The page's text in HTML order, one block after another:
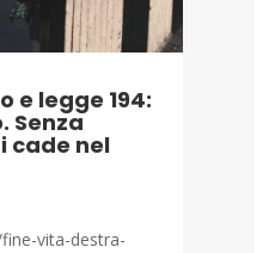
e legge 194:
Senza
cade nel
vita-destra-